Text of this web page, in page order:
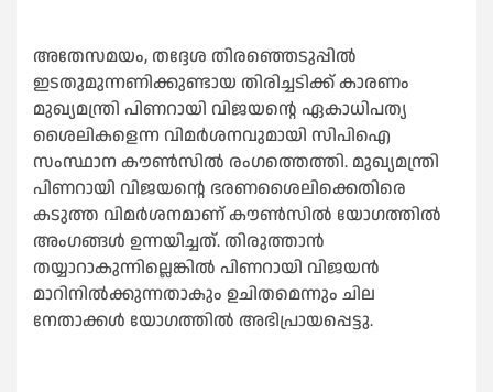
അതേസമയം, തദ്ദേശ തിരഞ്ഞെടുപ്പില്‍
ഇടതുമുന്നണിക്കുണ്ടായ തിരിച്ചടിക്ക് കാരണം
മുഖ്യമന്ത്രി പിണറായി വിജയന്റെ ഏകാധിപത്യ
ശൈലികളെന്ന വിമർശനവുമായി സിപിഐ
സംസ്ഥാന കൗണ്‍സില്‍ രംഗത്തെത്തി. മുഖ്യമന്ത്രി
പിണറായി വിജയന്റെ ഭരണശൈലിക്കെതിരെ
കടുത്ത വിമർശനമാണ് കൗണ്‍സില്‍ യോഗത്തില്‍
അംഗങ്ങള്‍ ഉന്നയിച്ചത്. തിരുത്താൻ
തയ്യാറാകുന്നില്ലെങ്കില്‍ പിണറായി വിജയൻ
മാറിനില്‍ക്കുന്നതാകും ഉചിതമെന്നും ചില
നേതാക്കള്‍ യോഗത്തില്‍ അഭിപ്രായപ്പെട്ടു.